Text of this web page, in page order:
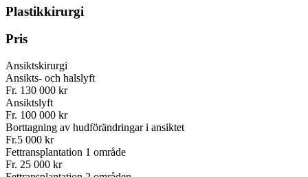
Plastikkirurgi
Pris
Ansiktskirurgi
Ansikts- och halslyft
Fr. 130 000 kr
Ansiktslyft
Fr. 100 000 kr
Borttagning av hudförändringar i ansiktet
Fr.5 000 kr
Fettransplantation 1 område
Fr. 25 000 kr